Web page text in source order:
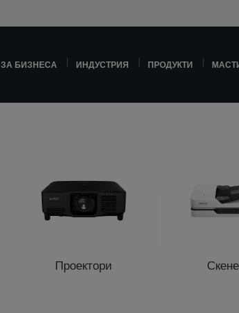
ЗА БИЗНЕСА ИНДУСТРИЯ ПРОДУКТИ
Проектори